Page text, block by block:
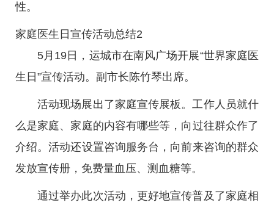
性。
家庭医生日宣传活动总结2
5月19日，运城市在南风广场开展“世界家庭医
生日”宣传活动。副市长陈竹琴出席。
活动现场展出了家庭宣传展板。工作人员就什
么是家庭、家庭的内容有哪些等，向过往群众作了
介绍。活动还设置咨询服务台，向前来咨询的群众
发放宣传册，免费量血压、测血糖等。
通过举办此次活动，更好地宣传普及了家庭相